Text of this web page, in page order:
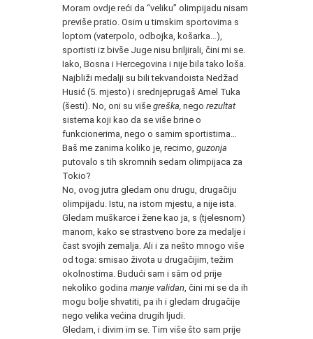
Moram ovdje reći da “veliku” olimpijadu nisam
previše pratio. Osim u timskim sportovima s
loptom (vaterpolo, odbojka, košarka…),
sportisti iz bivše Juge nisu briljirali, čini mi se.
Iako, Bosna i Hercegovina i nije bila tako loša.
Najbliži medalji su bili tekvandoista Nedžad
Husić (5. mjesto) i srednjeprugaš Amel Tuka
(šesti). No, oni su više greška, nego rezultat
sistema koji kao da se više brine o
funkcionerima, nego o samim sportistima…
Baš me zanima koliko je, recimo, guzonja
putovalo s tih skromnih sedam olimpijaca za
Tokio?
No, ovog jutra gledam onu drugu, drugačiju
olimpijadu. Istu, na istom mjestu, a nije ista.
Gledam muškarce i žene kao ja, s (tjelesnom)
manom, kako se strastveno bore za medalje i
čast svojih zemalja. Ali i za nešto mnogo više
od toga: smisao života u drugačijim, težim
okolnostima. Budući sam i sâm od prije
nekoliko godina manje validan , čini mi se da ih
mogu bolje shvatiti, pa ih i gledam drugačije
nego velika većina drugih ljudi.
Gledam, i divim im se. Tim više što sam prije